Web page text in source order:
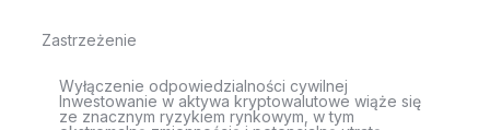
Zastrzeżenie
Wyłączenie odpowiedzialności cywilnej
Inwestowanie w aktywa kryptowalutowe wiąże się
ze znacznym ryzykiem rynkowym, w tym